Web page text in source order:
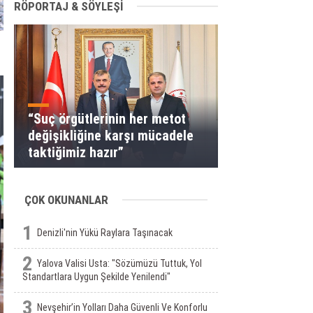
RÖPORTAJ & SÖYLEŞİ
“Suç örgütlerinin her metot
değişikliğine karşı mücadele
taktiğimiz hazır”
ÇOK OKUNANLAR
1 Denizli'nin Yükü Raylara Taşınacak
2 Yalova Valisi Usta: "Sözümüzü Tuttuk, Yol
Standartlara Uygun Şekilde Yenilendi"
3 Nevşehir’in Yolları Daha Güvenli Ve Konforlu